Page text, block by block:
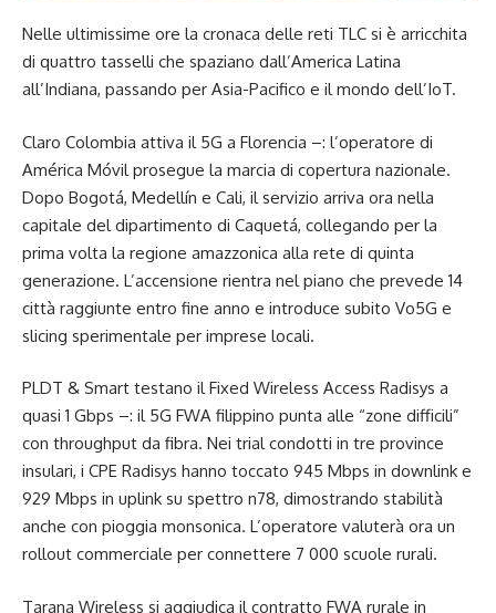
Nelle ultimissime ore la cronaca delle reti TLC si è arricchita
di quattro tasselli che spaziano dall’America Latina
all’Indiana, passando per Asia-Pacifico e il mondo dell’IoT.
Claro Colombia attiva il 5G a Florencia –: l’operatore di
América Móvil prosegue la marcia di copertura nazionale.
Dopo Bogotá, Medellín e Cali, il servizio arriva ora nella
capitale del dipartimento di Caquetá, collegando per la
prima volta la regione amazzonica alla rete di quinta
generazione. L’accensione rientra nel piano che prevede 14
città raggiunte entro fine anno e introduce subito Vo5G e
slicing sperimentale per imprese locali.
PLDT & Smart testano il Fixed Wireless Access Radisys a
quasi 1 Gbps –: il 5G FWA filippino punta alle “zone difficili”
con throughput da fibra. Nei trial condotti in tre province
insulari, i CPE Radisys hanno toccato 945 Mbps in downlink e
929 Mbps in uplink su spettro n78, dimostrando stabilità
anche con pioggia monsonica. L’operatore valuterà ora un
rollout commerciale per connettere 7 000 scuole rurali.
Tarana Wireless si aggiudica il contratto FWA rurale in